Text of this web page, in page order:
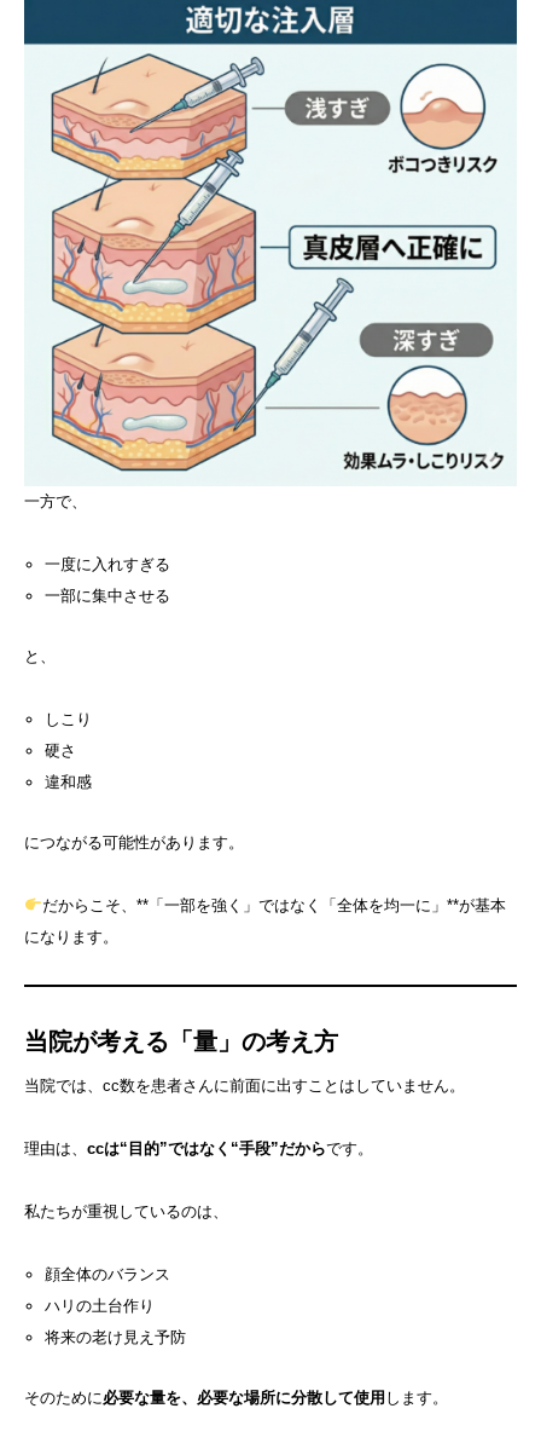
一方で、
一度に入れすぎる
一部に集中させる
と、
しこり
硬さ
違和感
につながる可能性があります。
だからこそ、**「一部を強く」ではなく「全体を均一に」**が基本
になります。
当院が考える「量」の考え方
当院では、cc数を患者さんに前面に出すことはしていません。
理由は、 ccは“目的”ではなく“手段”だからです。
私たちが重視しているのは、
顔全体のバランス
ハリの土台作り
将来の老け見え予防
そのために必要な量を、必要な場所に分散して使用 します。